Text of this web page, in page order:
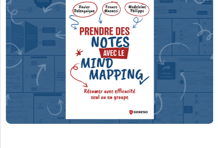
MEILLEURS TÉLÉCHARGEMENTS